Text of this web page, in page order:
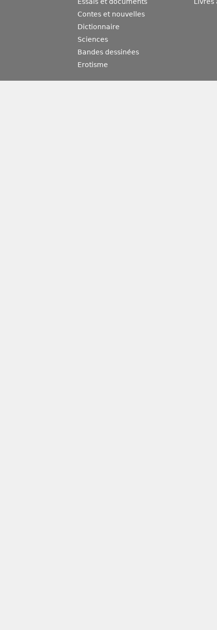
Essais et documents
Contes et nouvelles
Dictionnaire
Sciences
Bandes dessinées
Erotisme
Livres